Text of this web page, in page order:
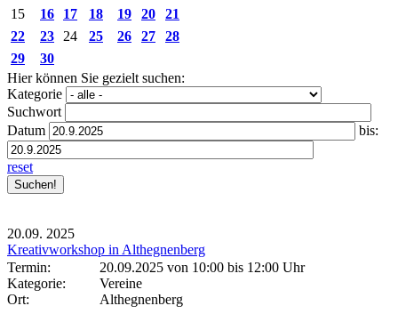
15
16 17 18 19 20
21
22
23 24 25 26 27
28
29
30
Hier können Sie gezielt suchen:
Kategorie
Suchwort
Datum
bis:
reset
20.09. 2025
Kreativworkshop in Althegnenberg
Termin:
20.09.2025 von 10:00 bis 12:00 Uhr
Kategorie:
Vereine
Ort:
Althegnenberg